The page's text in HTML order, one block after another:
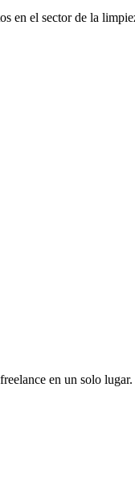
en el sector de la
en un solo lugar.